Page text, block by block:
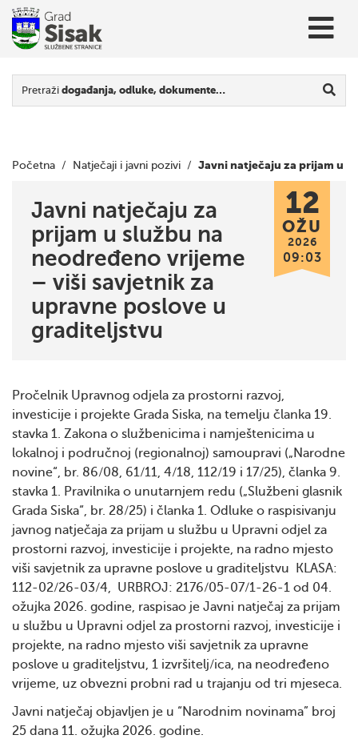
Pretraži događanja, odluke, dokumente…
Početna / Natječaji i javni pozivi / Javni natječaju za prijam u
službu na neodređeno vrijeme – viši savjetnik za upravne
poslove u graditeljstvu
Javni natječaju za
prijam u službu na
neodređeno vrijeme
– viši savjetnik za
upravne poslove u
graditeljstvu
12
OŽU
2026
09:03
Pročelnik Upravnog odjela za prostorni razvoj,
investicije i projekte Grada Siska, na temelju članka 19.
stavka 1. Zakona o službenicima i namještenicima u
lokalnoj i područnoj (regionalnoj) samoupravi („Narodne
novine“, br. 86/08, 61/11, 4/18, 112/19 i 17/25), članka 9.
stavka 1. Pravilnika o unutarnjem redu („Službeni glasnik
Grada Siska“, br. 28/25) i članka 1. Odluke o raspisivanju
javnog natječaja za prijam u službu u Upravni odjel za
prostorni razvoj, investicije i projekte, na radno mjesto
viši savjetnik za upravne poslove u graditeljstvu KLASA:
112-02/26-03/4, URBROJ: 2176/05-07/1-26-1 od 04.
ožujka 2026. godine, raspisao je Javni natječaj za prijam
u službu u Upravni odjel za prostorni razvoj, investicije i
projekte, na radno mjesto viši savjetnik za upravne
poslove u graditeljstvu, 1 izvršitelj/ica, na neodređeno
vrijeme, uz obvezni probni rad u trajanju od tri mjeseca.
Javni natječaj objavljen je u “Narodnim novinama” broj
25 dana 11. ožujka 2026. godine.